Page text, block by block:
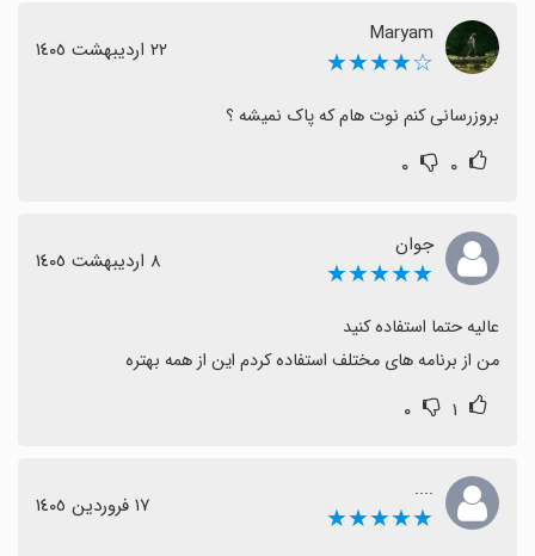
Maryam
☆★★★★ ٢٢ اردیبهشت ١٤٠٥
بروزرسانی کنم نوت هام که پاک نمیشه ؟
۰ ۰
جوان
★★★★★ ٨ اردیبهشت ١٤٠٥
من از برنامه های مختلف استفاده کردم این از همه بهتره
۱ ۰
....
★★★★★ ١٧ فروردین ١٤٠٥